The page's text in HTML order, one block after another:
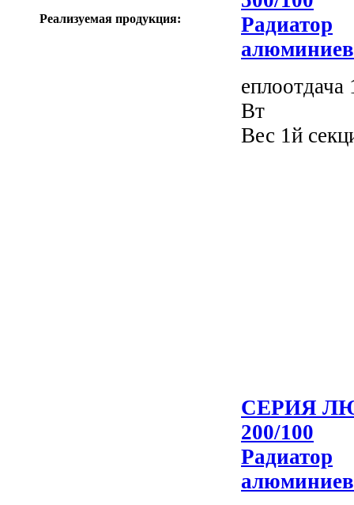
Реализуемая продукция:
Радиатор
еплоотдача
Вт
Вес 1й
СЕРИЯ
200/100
Радиатор